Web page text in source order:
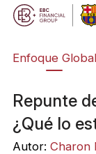
Enfoque Global
Repunte
¿Qué lo
Autor: Charon